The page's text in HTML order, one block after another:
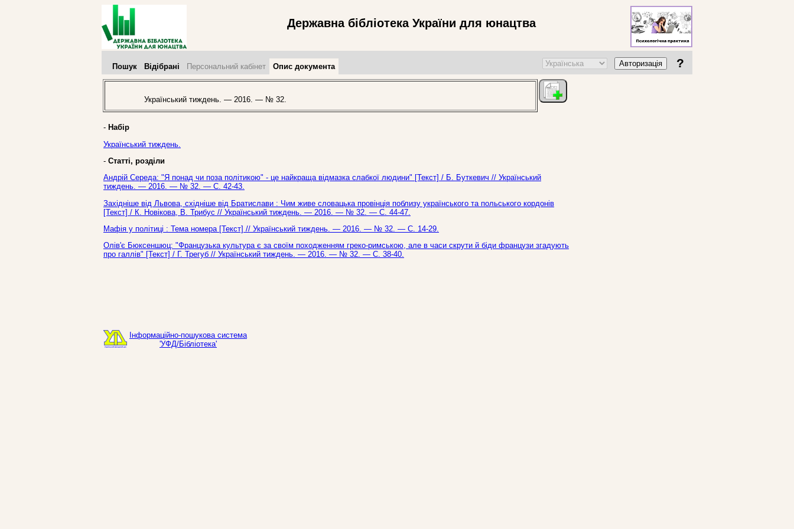
Державна бібліотека України для юнацтва
Пошук Відібрані Персональний кабінет Опис документа Авторизація ?
Український тиждень. — 2016. — № 32.
- Набір
Український тиждень.
- Статті, розділи
Андрій Середа: "Я понад чи поза політикою" - це найкраща відмазка слабкої людини" [Текст] / Б. Буткевич // Український
тиждень. — 2016. — № 32. — С. 42-43.
Західніше від Львова, східніше від Братислави : Чим живе словацька провінція поблизу українського та польського кордонів
[Текст] / К. Новікова, В. Трибус // Український тиждень. — 2016. — № 32. — С. 44-47.
Мафія у політиці : Тема номера [Текст] // Український тиждень. — 2016. — № 32. — С. 14-29.
Олів'є Бюксеншюц: "Французька культура є за своїм походженням греко-римською, але в часи скрути й біди французи згадують
про галлів" [Текст] / Г. Трегуб // Український тиждень. — 2016. — № 32. — С. 38-40.
Інформаційно-пошукова система
'УФД/Бібліотека'